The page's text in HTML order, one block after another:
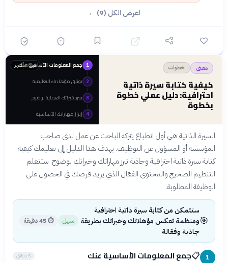
اعرض الكل (9) ←
معنى خطوات
كيفية كتابة سيرة ذاتية
احترافية: دليل عملي خطوة
بخطوة
قبل 4 أشهر 1 جمع المعلومات الأساسية عنك
2 توثيق مؤهلاتك التعليمية
3 سرد خبراتك العملية بوضوح
4 إبراز مهاراتك الأساسية
السيرة الذاتية هي أول انطباع يتركه الباحث عن عمل لدى صاحب
المؤسسة أو المسؤول عن التوظيف. يهدف هذا الدليل إلى تعليمك كيفية
كتابة سيرة ذاتية احترافية وجاذبة تبرز مهاراتك وخبراتك بوضوح. ستتعلم
التنظيم الصحيح والمحتوى الفعّال الذي يزيد فرصك في الحصول على
الوظيفة المطلوبة.
🎯
ستتمكن من كتابة سيرة ذاتية احترافية
ومنظمة تعكس مؤهلاتك وخبراتك بطريقة
جاذبة وفعّالة
سهل ⏱45 دقيقة
1
📋جمع المعلومات الأساسية عنك 5 دقائق